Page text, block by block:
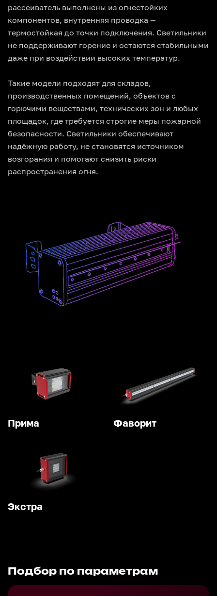
рассеиватель выполнены из огнестойких
компонентов, внутренняя проводка —
термостойкая до точки подключения. Светильники
не поддерживают горение и остаются стабильными
даже при воздействии высоких температур.
Такие модели подходят для складов,
производственных помещений, объектов с
горючими веществами, технических зон и любых
площадок, где требуется строгие меры пожарной
безопасности. Светильники обеспечивают
надёжную работу, не становятся источником
возгорания и помогают снизить риски
распространения огня.
Прима Фаворит
Экстра
Подбор по параметрам